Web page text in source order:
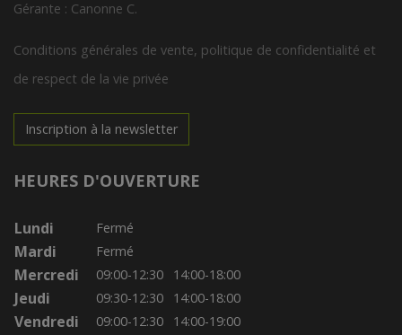
Gérante : Canonne C.
Conditions générales de vente, politique de confidentialité et
de respect de la vie privée
Inscription à la newsletter
HEURES D'OUVERTURE
Lundi Fermé
Mardi Fermé
Mercredi 09:00-12:30 14:00-18:00
Jeudi 09:30-12:30 14:00-18:00
Vendredi 09:00-12:30 14:00-19:00